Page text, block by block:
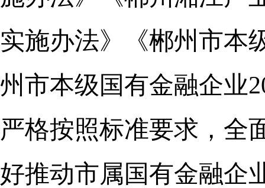
实施办法》《郴州市本
州市本级国有金融企业
严格按照标准要求，全
好推动市属国有金融企